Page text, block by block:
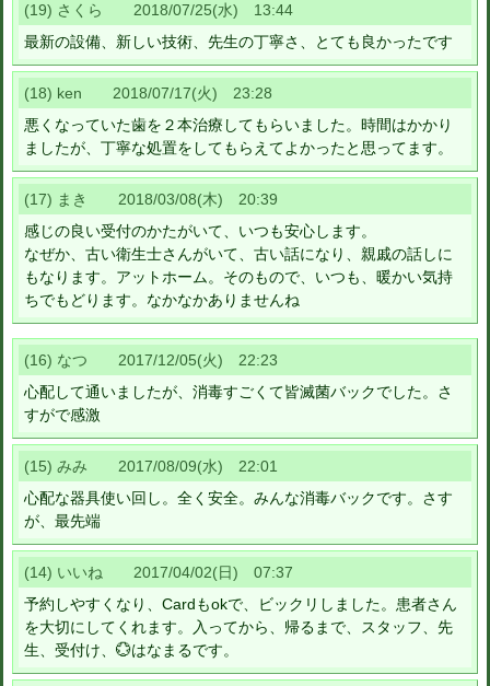
(19) さくら 2018/07/25(水) 13:44
最新の設備、新しい技術、先生の丁寧さ、とても良かったです
(18) ken 2018/07/17(火) 23:28
悪くなっていた歯を２本治療してもらいました。時間はかかり
ましたが、丁寧な処置をしてもらえてよかったと思ってます。
(17) まき 2018/03/08(木) 20:39
感じの良い受付のかたがいて、いつも安心します。
なぜか、古い衛生士さんがいて、古い話になり、親戚の話しに
もなります。アットホーム。そのもので、いつも、暖かい気持
ちでもどります。なかなかありませんね
(16) なつ 2017/12/05(火) 22:23
心配して通いましたが、消毒すごくて皆滅菌バックでした。さ
すがで感激
(15) みみ 2017/08/09(水) 22:01
心配な器具使い回し。全く安全。みんな消毒バックです。さす
が、最先端
(14) いいね 2017/04/02(日) 07:37
予約しやすくなり、Cardもokで、ビックリしました。患者さん
を大切にしてくれます。入ってから、帰るまで、スタッフ、先
生、受付け、💮はなまるです。